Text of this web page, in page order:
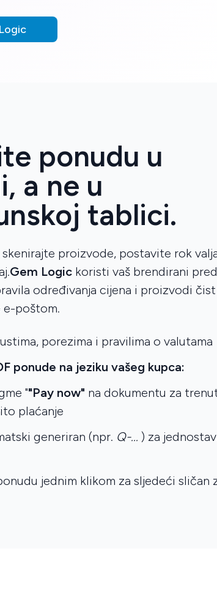
ponudu u
a ne u
tablici.
proizvode, postavite rok
Gem Logic koristi vaš brendirani
određivanja cijena i proizvodi čist
e-poštom.
porezima i pravilima o valutama
ponude na jeziku vašeg kupca:
""Pay now" na dokumentu za
plaćanje
generiran (npr. Q-... ) za
jednim klikom za sljedeći sličan